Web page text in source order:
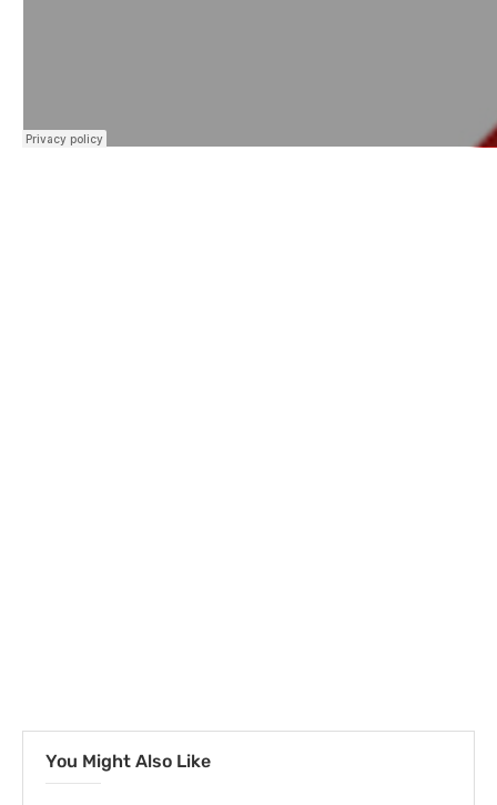
You Might Also Like